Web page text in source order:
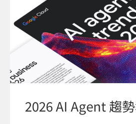
2026 AI Agent 趨